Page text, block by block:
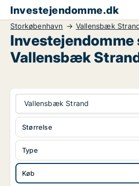
Investejendomme.dk
Storkøbenhavn Vallensbæk
Investejendomme
Vallensbæk
Vallensbæk Strand
Type
Køb
Størrelse